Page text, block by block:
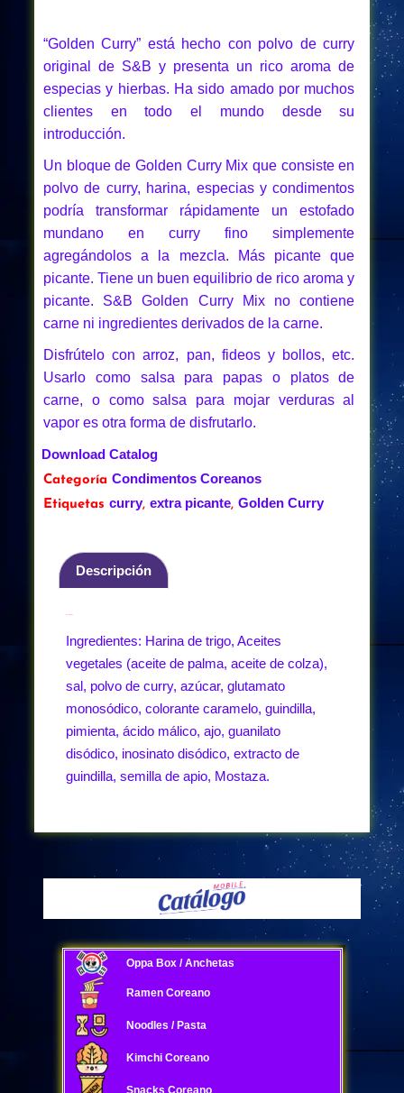
“Golden Curry” está hecho con polvo de curry
original de S&B y presenta un rico aroma de
especias y hierbas. Ha sido amado por muchos
clientes en todo el mundo desde su
introducción.
Un bloque de Golden Curry Mix que consiste en
polvo de curry, harina, especias y condimentos
podría transformar rápidamente un estofado
mundano en curry fino simplemente
agregándolos a la mezcla. Más picante que
picante. Tiene un buen equilibrio de rico aroma y
picante. S&B Golden Curry Mix no contiene
carne ni ingredientes derivados de la carne.
Disfrútelo con arroz, pan, fideos y bollos, etc.
Usarlo como salsa para papas o platos de
carne, o como salsa para mojar verduras al
vapor es otra forma de disfrutarlo.
Download Catalog
Categoría Condimentos Coreanos
Etiquetas curry, extra picante, Golden Curry
Descripción
Ingredientes: Harina de trigo, Aceites
vegetales (aceite de palma, aceite de colza),
sal, polvo de curry, azúcar, glutamato
monosódico, colorante caramelo, guindilla,
pimienta, ácido málico, ajo, guanilato
disódico, inosinato disódico, extracto de
guindilla, semilla de apio, Mostaza.
Oppa Box / Anchetas
Ramen Coreano
Noodles / Pasta
Kimchi Coreano
Snacks Coreano